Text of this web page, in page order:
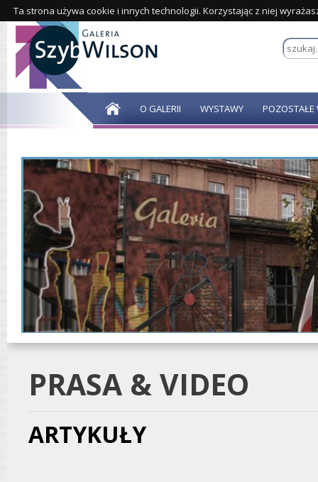
Ta strona używa cookie i innych technologii. Korzystając z niej
O GALERII WYSTAWY POZOSTAŁE
PRASA & VIDEO
ARTYKUŁY